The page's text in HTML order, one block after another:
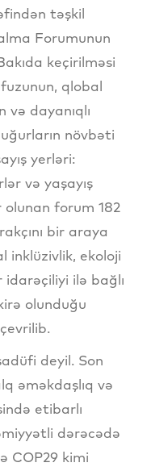
təşkil
Forumunun
keçirilməsi
qlobal
və dayanıqlı
növbəti
yerləri:
və yaşayış
olunan forum 182
bir araya
inklüzivlik, ekoloji
ilə bağlı
olunduğu
deyil. Son
əməkdaşlıq və
etibarlı
dərəcədə
COP29 kimi